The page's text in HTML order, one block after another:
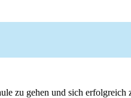
zu gehen und sich